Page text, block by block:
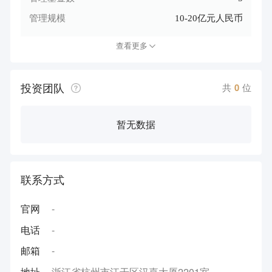
管理规模 10-20亿元人民币
查看更多
投资团队 共 0 位
暂无数据
联系方式
官网
-
电话
-
邮箱
-